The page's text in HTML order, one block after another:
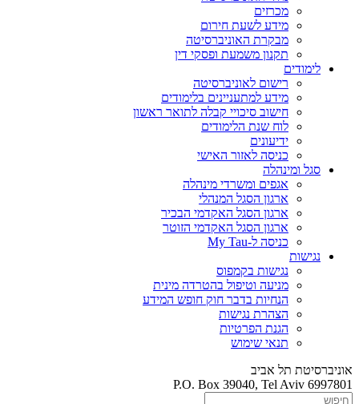
מכרזים
מידע לשעת חירום
מבקרת האוניברסיטה
תקנון משמעת ופסקי דין
לימודים
רישום לאוניברסיטה
מידע למתעניינים בלימודים
חישוב סיכויי קבלה לתואר ראשון
לוח שנת הלימודים
ידיעונים
כניסה לאזור האישי
סגל ומינהלה
אגפים ומשרדי מינהלה
ארגון הסגל המנהלי
ארגון הסגל האקדמי הבכיר
ארגון הסגל האקדמי הזוטר
כניסה ל-My Tau
נגישות
נגישות בקמפוס
מניעה וטיפול בהטרדה מינית
הנחיות בדבר חוק חופש המידע
הצהרת נגישות
הגנת הפרטיות
תנאי שימוש
אוניברסיטת תל אביב
P.O. Box 39040, Tel Aviv 6997801